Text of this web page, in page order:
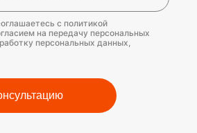
с политикой
на передачу персональных
персональных данных,